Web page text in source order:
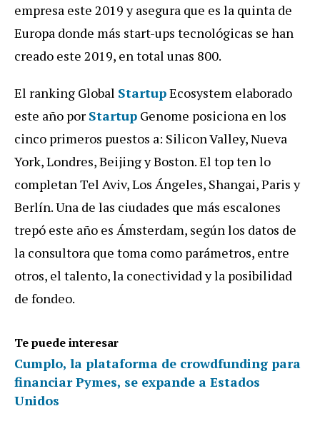
empresa este 2019 y asegura que es la quinta de
Europa donde más start-ups tecnológicas se han
creado este 2019, en total unas 800.
El ranking Global StartupEcosystem elaborado
este año por Startup Genome posiciona en los
cinco primeros puestos a: Silicon Valley, Nueva
York, Londres, Beijing y Boston. El top ten lo
completan Tel Aviv, Los Ángeles, Shangai, Paris y
Berlín. Una de las ciudades que más escalones
trepó este año es Ámsterdam, según los datos de
la consultora que toma como parámetros, entre
otros, el talento, la conectividad y la posibilidad
de fondeo.
Te puede interesar
Cumplo, la plataforma de crowdfunding para
financiar Pymes, se expande a Estados
Unidos